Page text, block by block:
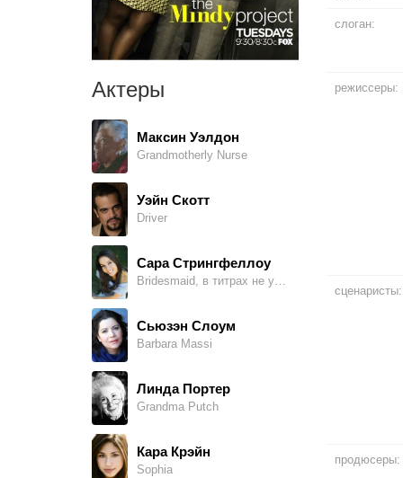
Актеры
Максин Уэлдон
Grandmotherly Nurse
Уэйн Скотт
Driver
Сара Стрингфеллоу
Bridesmaid, в титрах не указан
Сьюзэн Слоум
Barbara Massi
Линда Портер
Grandma Putch
Кара Крэйн
Sophia
слоган:
режиссеры:
сценаристы:
продюсеры: